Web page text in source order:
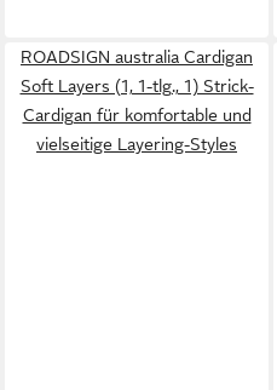
ROADSIGN australia Cardigan
Soft Layers (1, 1-tlg., 1) Strick-
Cardigan für komfortable und
vielseitige Layering-Styles